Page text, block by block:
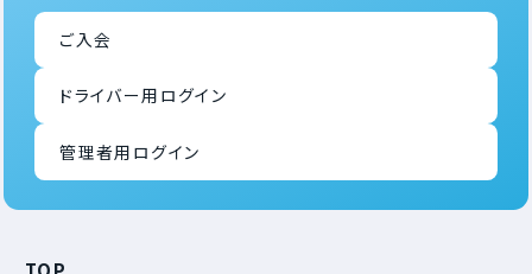
ご入会
ドライバー用ログイン
管理者用ログイン